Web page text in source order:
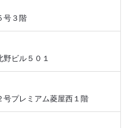
号３階
ビル５０１
号プレミアム菱屋西１階